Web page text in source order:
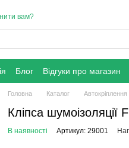
вам?
Блог Відгуки про магазин
Головна Каталог
Кліпса
В наявності Артикул: 29001